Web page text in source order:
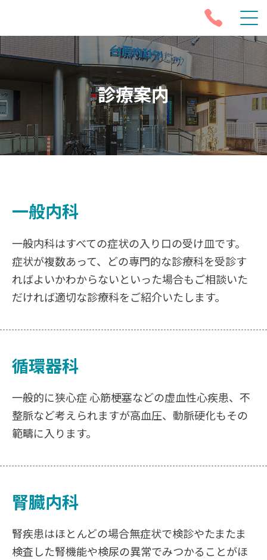
診療案内
一般内科
一般内科はすべての症状の入り口の受け皿です。
症状が複数あって、どの専門的な診療科を受診す
ればよいかわからないといった場合もご相談いた
だければ適切な診療科をご紹介いたします。
循環器科
一般的に狭心症 心筋梗塞などの虚血性心疾患、不
整脈など考えられますが高血圧、動脈硬化もその
範疇に入ります。
腎臓内科
腎疾患はほとんどの場合無症状で検診やたまたま
検査した腎機能や検尿の異常でみつかることがほ